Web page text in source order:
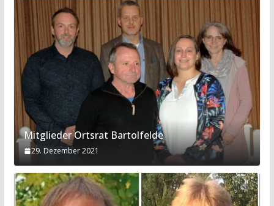
Mitglieder Ortsrat Bartolfelde
29. Dezember 2021